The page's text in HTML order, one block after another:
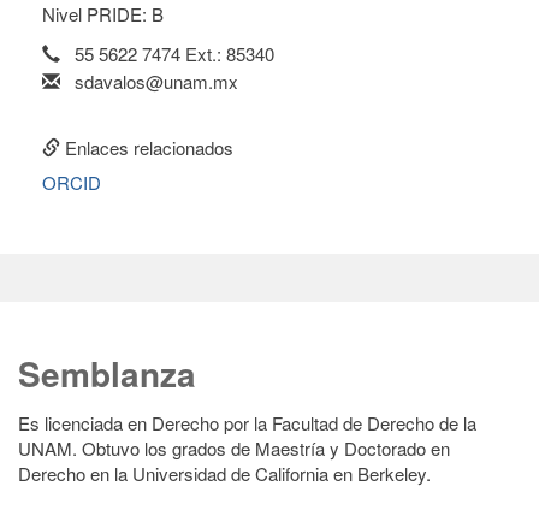
Nivel PRIDE: B
55 5622 7474 Ext.: 85340
sdavalos@unam.mx
Enlaces relacionados
ORCID
Semblanza
Es licenciada en Derecho por la Facultad de Derecho de la
UNAM. Obtuvo los grados de Maestría y Doctorado en
Derecho en la Universidad de California en Berkeley.